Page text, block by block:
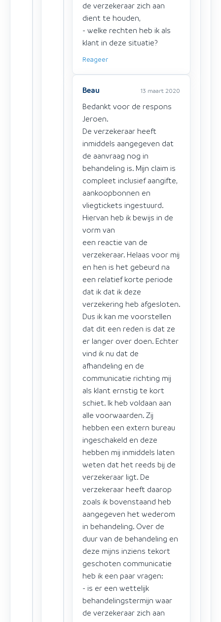
de verzekeraar zich aan
dient te houden,
- welke rechten heb ik als
klant in deze situatie?
Reageer
Beau 13 maart 2020
Bedankt voor de respons
Jeroen.
De verzekeraar heeft
inmiddels aangegeven dat
de aanvraag nog in
behandeling is. Mijn claim is
compleet inclusief aangifte,
aankoopbonnen en
vliegtickets ingestuurd.
Hiervan heb ik bewijs in de
vorm van
een reactie van de
verzekeraar. Helaas voor mij
en hen is het gebeurd na
een relatief korte periode
dat ik dat ik deze
verzekering heb afgesloten.
Dus ik kan me voorstellen
dat dit een reden is dat ze
er langer over doen. Echter
vind ik nu dat de
afhandeling en de
communicatie richting mij
als klant ernstig te kort
schiet. Ik heb voldaan aan
alle voorwaarden. Zij
hebben een extern bureau
ingeschakeld en deze
hebben mij inmiddels laten
weten dat het reeds bij de
verzekeraar ligt. De
verzekeraar heeft daarop
zoals ik bovenstaand heb
aangegeven het wederom
in behandeling. Over de
duur van de behandeling en
deze mijns inziens tekort
geschoten communicatie
heb ik een paar vragen:
- is er een wettelijk
behandelingstermijn waar
de verzekeraar zich aan